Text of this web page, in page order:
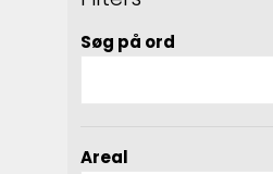
Søg på ord
Areal